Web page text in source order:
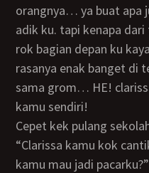
orangnya… ya buat apa
adik ku. tapi kenapa
rok bagian depan ku
rasanya enak banget di
sama grom… HE!
kamu sendiri!
cepet kek pulang
“clarissa kamu kok cantik banget si… aku suka sama
kamu mau jadi pacarku?”